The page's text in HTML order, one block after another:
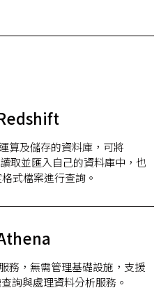
算及儲存的資料庫，可將
取並匯入自己的資料庫中，也
式檔案進行查詢。
務，無需管理基礎設施，支援
詢與處理資料分析服務。